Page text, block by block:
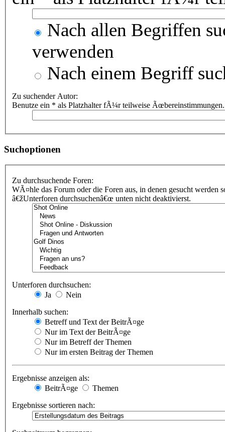
Nach allen Begriffen
verwenden
Nach einem Begriff
Zu suchender Autor:
Benutze ein * als Platzhalter fÃ¼r teilweise Ãœbereinstimmungen.
Suchoptionen
Zu durchsuchende Foren:
WÃ¤hle das Forum oder die Foren aus, in denen gesucht
â€žUnterforen durchsuchenâ€œ unten nicht deaktivierst.
Unterforen durchsuchen:
Ja
Nein
Innerhalb suchen:
Betreff und Text der BeitrÃ¤ge
Nur im Text der BeitrÃ¤ge
Nur im Betreff der Themen
Nur im ersten Beitrag der Themen
Ergebnisse anzeigen als:
BeitrÃ¤ge
Themen
Ergebnisse sortieren nach: